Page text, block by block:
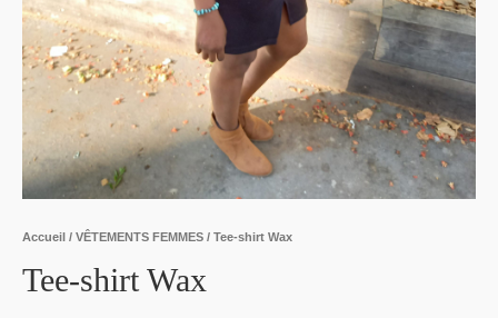
Accueil / VÊTEMENTS FEMMES / Tee-shirt Wax
Tee-shirt Wax